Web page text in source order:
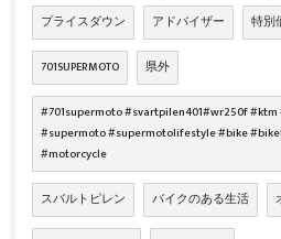
プライスダウン アドバイザー 特別
701SUPERMOTO 県外
#701supermoto #svartpilen401#wr250f
#supermoto #supermotolifestyle #bike
#motorcycle
スバルトピレン バイクのある生活